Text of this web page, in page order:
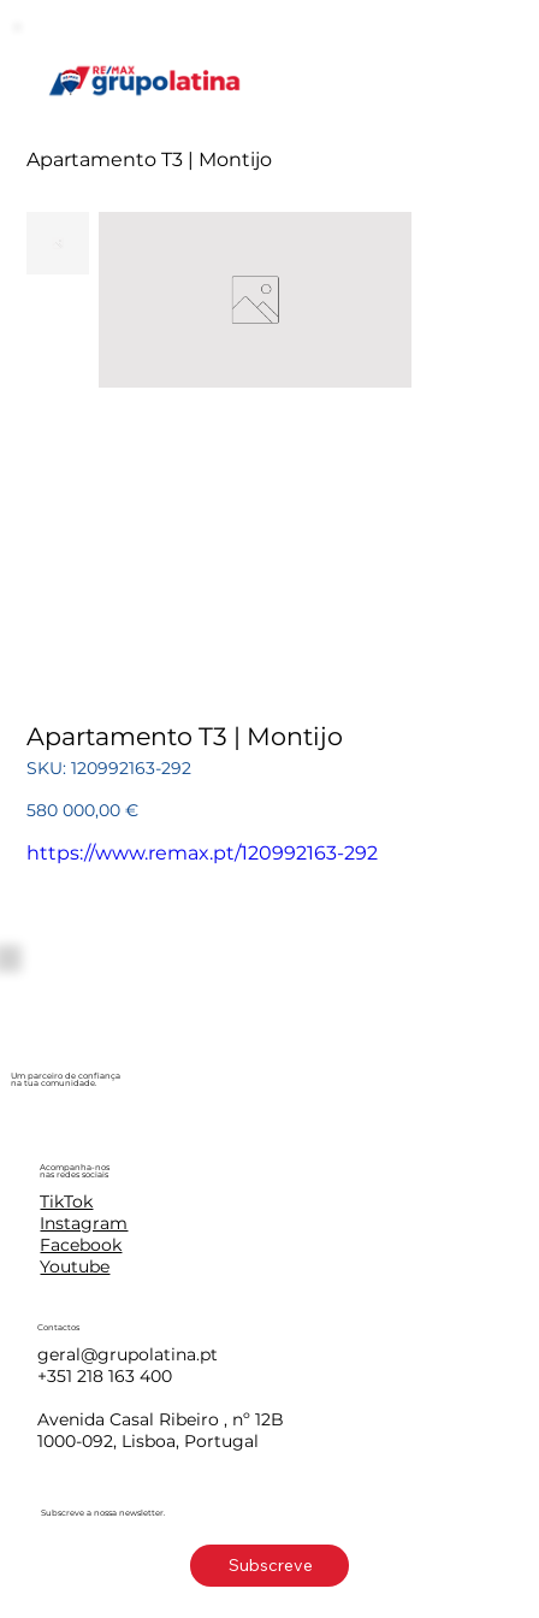
Apartamento T3 | Montijo
Apartamento T3 | Montijo
SKU: SKU
120992163-
120992163-292
Preço
580 000,00 €
https://www.remax.pt/120992163-292
Um parceiro de confiança
na tua comunidade.
Acompanha-nos
nas redes sociais
TikTok
Instagram
Facebook
Youtube
Contactos
geral@grupolatina.pt
+351 218 163 400
Avenida Casal Ribeiro , nº 12B
1000-092, Lisboa, Portugal
Subscreve a nossa newsletter.
Subscreve